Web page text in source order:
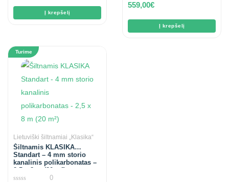
5
Į krepšelį
out
5
559,00€
Į krepšelį
Turime
Lietuviški šiltnamiai „Klasika“
Šiltnamis KLASIKA
Standart – 4 mm storio
kanalinis polikarbonatas –
2,5 x 8 m (20 m²)
0